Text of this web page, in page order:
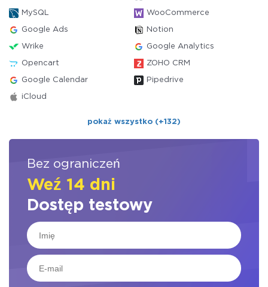
MySQL WooCommerce
Google Ads Notion
Wrike Google Analytics
Opencart ZOHO CRM
Google Calendar Pipedrive
iCloud
pokaż wszystko (+132)
Bez ograniczeń
Weź 14 dni
Dostęp testowy